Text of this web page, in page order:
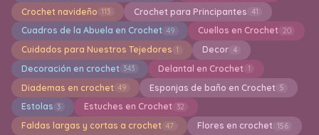
Crochet navideño 113 Crochet para Principantes 41
Cuadros de la Abuela en Crochet 49 Cuellos en Crochet 20
Cuidados para Nuestros Tejedores 1 Decor 4
Decoración en crochet 343 Delantal en Crochet 1
Diademas en crochet 49 Esponjas de baño en Crochet 5
Estolas 3 Estuches en Crochet 32
Faldas largas y cortas a crochet 47 Flores en crochet 156